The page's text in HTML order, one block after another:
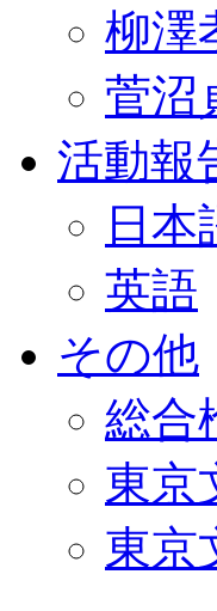
柳澤
菅沼
活動報
日本
英語
その他
総合
東京
東京